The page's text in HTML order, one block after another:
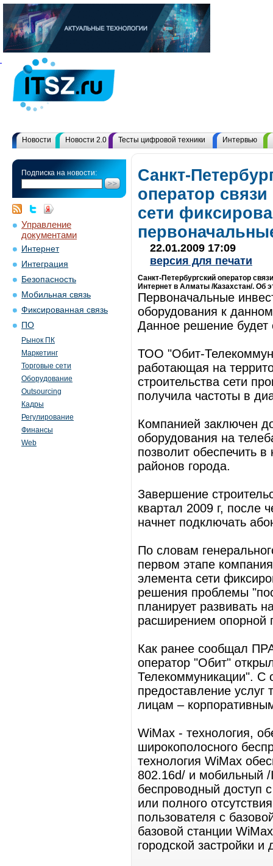
Новости Новости 2.0 Тесты цифровой техники Интервью
Подписка на новости:
Управление
документами
Интернет
Интеграция
Безопасность
Мобильная связь
Фиксированная связь
ПО
Рынок ПК
Маркетинг
Торговые сети
Оборудование
Outsourcing
Кадры
Регулирование
Финансы
Web
Санкт-
оператор
сети
22.01.2009 17:09
версия для печати
Санкт-Петербургский оператор
Интернет в Алматы /Казахстан/. Об
Первоначальные
оборудования к
Данное решение будет
ТОО "Обит-
работающая на
строительства сети
получила частоты в
Компанией заключен
оборудования на
позволит обеспечить в
районов города.
Завершение
квартал 2009 г, после
начнет подключать
По словам
первом этапе
элемента сети
решения проблемы
планирует развивать
расширением опорной
Как ранее сообщал
оператор "Обит"
Телекоммуникации". С
предоставление
лицам –
WiMax - технология,
широкополосного
технология WiMax
802.16d/ и мобильный
беспроводный доступ
или полного
пользователя с
базовой станции
городской застройки